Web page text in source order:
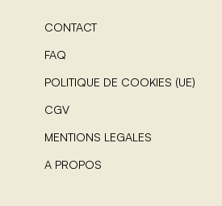
CONTACT
FAQ
POLITIQUE DE COOKIES (UE)
CGV
MENTIONS LEGALES
A PROPOS